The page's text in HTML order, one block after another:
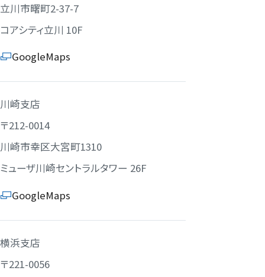
立川市曙町2-37-7
コアシティ立川 10F
GoogleMaps
川崎支店
〒212-0014
川崎市幸区大宮町1310
ミューザ川崎セントラルタワー 26F
GoogleMaps
横浜支店
〒221-0056